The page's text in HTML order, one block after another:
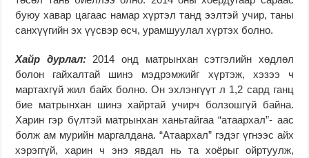
буюу хавар цагаас намар хүртэл танд ээлтэй учир, таны
санхүүгийн эх үүсвэр өсч, урамшуулал хүртэх болно.
Хайр дурлал:2014 онд матрынхан сэтгэлийн хөдлөл
болон гайхалтай шинэ мэдрэмжийг хүртэж, хэзээ ч
мартахгүй жил байх болно. Он эхлэнгүүт л 1,2 сард ганц
бие матрынхан шинэ хайртай учирч болзошгүй байна.
Харин гэр бүлтэй матрынхан ханьтайгаа “атаархал”- аас
болж ам мурийн маргалдана. “Атаархал” гэдэг үгнээс айх
хэрэггүй, харин ч энэ явдал нь та хоёрыг ойртуулж,